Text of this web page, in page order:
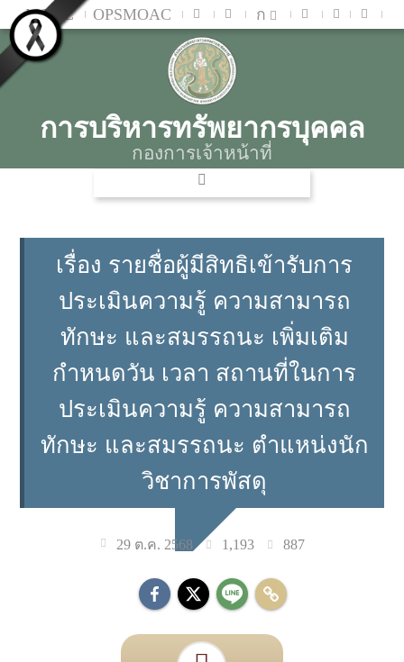
MOAC OPSMOAC ก
การบริหารทรัพยากรบุคคล
กองการเจ้าหน้าที่
เรื่อง รายชื่อผู้มีสิทธิเข้ารับการ
ประเมินความรู้ ความสามารถ
ทักษะ และสมรรถนะ เพิ่มเติม
กำหนดวัน เวลา สถานที่ในการ
ประเมินความรู้ ความสามารถ
ทักษะ และสมรรถนะ ตำแหน่งนัก
วิชาการพัสดุ
29 ต.ค. 2568 1,193 887